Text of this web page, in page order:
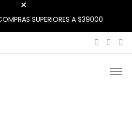
SUPERIORES A $39000